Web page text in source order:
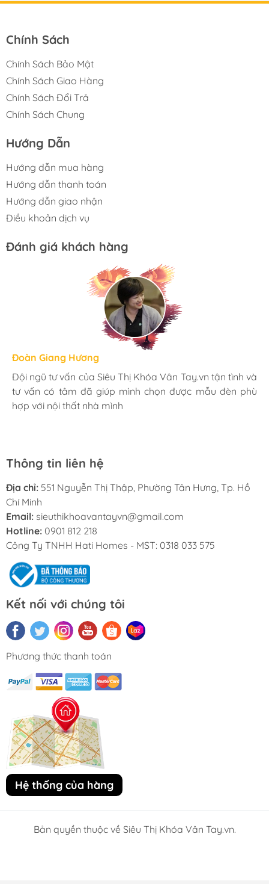
Chính Sách
Chính Sách Bảo Mật
Chính Sách Giao Hàng
Chính Sách Đổi Trả
Chính Sách Chung
Hướng Dẫn
Hướng dẫn mua hàng
Hướng dẫn thanh toán
Hướng dẫn giao nhận
Điều khoản dịch vụ
Đánh giá khách hàng
Hương Suri
Mình rất ưng khi đến Siêu Thị Khóa Vân Tay.vn. Ở đây
có rất nhiều mặt hàng phong phú, tha hồ lựa chọn.
Nhân viên chuyên nghiệp, nhiệt tình. Chúc Hati ngày
Đoàn Giang Hương
Đội ngũ tư vấn của Siêu Thị Khóa Vân Tay.vn tận tình và
tư vấn có tâm đã giúp mình chọn được mẫu đèn phù
hợp với nội thất nhà mình
Ngọc Anh
Mua đèn tại Siêu Thị Khóa Vân Tay.vn mình hoàn toàn
yên tâm với chính sách bảo hành 24 tháng tại nhà. Bạn
kĩ thuật lắp đặt rất cận thận và chu đáo
Thông tin liên hệ
Địa chỉ: 551 Nguyễn Thị Thập, Phường Tân Hưng, Tp. Hồ
Chí Minh
Email: sieuthikhoavantayvn@gmail.com
Hotline: 0901 812 218
Công Ty TNHH Hati Homes - MST: 0318 033 575
Kết nối với chúng tôi
Phương thức thanh toán
Hệ thống của hàng
Bản quyền thuộc về Siêu Thị Khóa Vân Tay.vn.